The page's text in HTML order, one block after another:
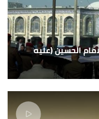
الحسين (عليه